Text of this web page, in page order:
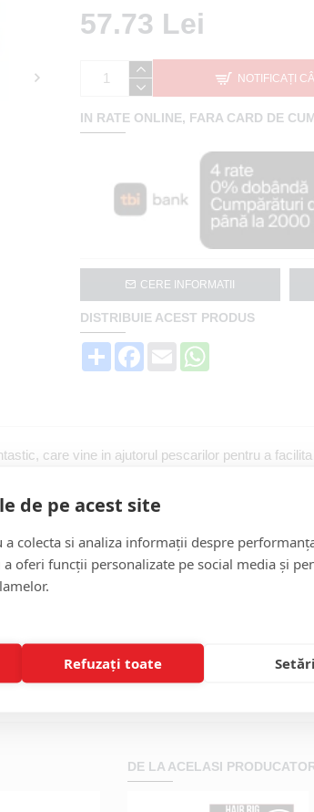
57.73 Lei
NOTIFICAȚI
CERE INFORMATII
DISTRIBUIE ACEST PRODUS
Share Facebook
Email
IN RATE ONLINE, FARA CARD DE
care vine in ajutorul pescarilor pentru a
momeli si nade în bucati mai mici. Fantastic
cantitati mari de viermi sau rame. Dupa
granulatia dorita. Sistem cu 3 lame inclinate
ml. Va rugam sa aveti grija la curatare.
0.5l 12x8cm
DE LA ACELASI
de pe acest site
colecta si analiza informații despre
oferi funcții personalizate pe social media și
Refuzați toate Setări